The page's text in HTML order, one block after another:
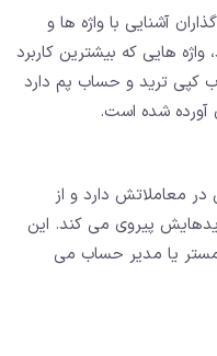
آشنایی با واژه ها و
واژه هایی که بیشترین کاربرد
کپی ترید و حساب پم دارد
شده است.
معاملاتش دارد و از
پیروی می کند. این
یا مدیر حساب می